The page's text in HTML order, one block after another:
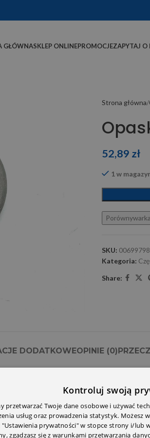
GŁÓWNASKLEP ONLINEPROMOCJEZAPYTAJ O
Strona główna
52,89 zł
1 w
Porównywarka
SKU:
Kategoria:
Share:
DODATKOWEOPINIE (0)
Kontroluj swoją
przetwarzać Twoje dane osobowe i używać
usług oraz prowadzenia statystyk. Możesz
"Ustawienia prywatności" w stopce strony i/lub
zgadzasz się z warunkami przetwarzania